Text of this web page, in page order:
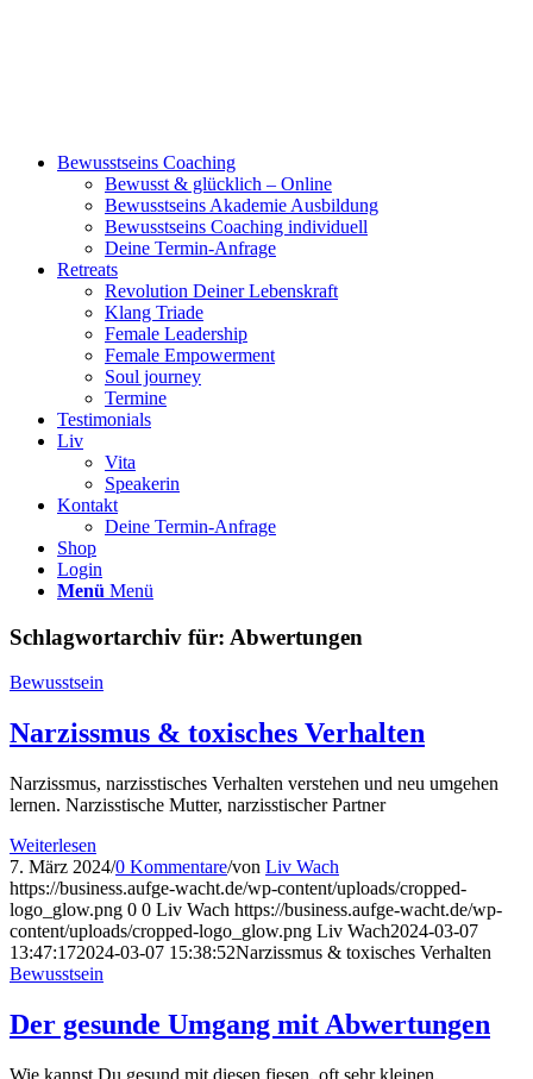
Bewusstseins Coaching
Bewusst & glücklich – Online
Bewusstseins Akademie Ausbildung
Bewusstseins Coaching individuell
Deine Termin-Anfrage
Retreats
Revolution Deiner Lebenskraft
Klang Triade
Female Leadership
Female Empowerment
Soul journey
Termine
Testimonials
Liv
Vita
Speakerin
Kontakt
Deine Termin-Anfrage
Shop
Login
Menü Menü
Schlagwortarchiv für: Abwertungen
Bewusstsein
Narzissmus & toxisches Verhalten
Narzissmus, narzisstisches Verhalten verstehen und neu umgehen
lernen. Narzisstische Mutter, narzisstischer Partner
Weiterlesen
7. März 2024/0 Kommentare/von Liv Wach
https://business.aufge-wacht.de/wp-content/uploads/cropped-
logo_glow.png 0 0 Liv Wach https://business.aufge-wacht.de/wp-
content/uploads/cropped-logo_glow.png Liv Wach2024-03-07
13:47:172024-03-07 15:38:52Narzissmus & toxisches Verhalten
Bewusstsein
Der gesunde Umgang mit Abwertungen
Wie kannst Du gesund mit diesen fiesen, oft sehr kleinen,